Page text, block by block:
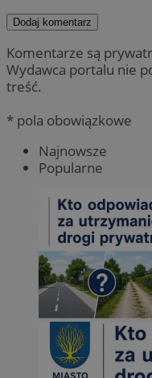
Dodaj komentarz
Komentarze są
Wydawca portalu nie
treść.
* pola obowiązkowe
Najnowsze
Popularne